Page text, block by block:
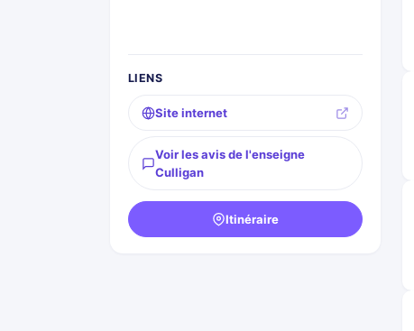
LIENS
Site internet
Voir les avis de l'enseigne
Culligan
Itinéraire